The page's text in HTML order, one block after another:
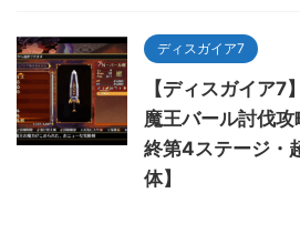
ディスガイア7
【ディスガイア7
魔王バール討伐
終第4ステージ・
体】